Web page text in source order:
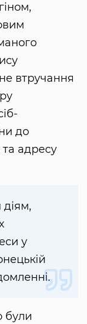
втручання
до
та адресу
у
були